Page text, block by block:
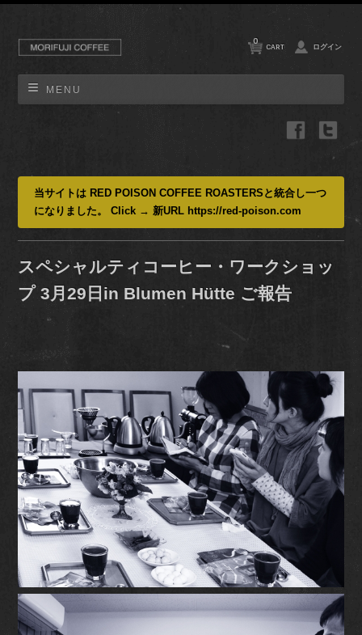
MENU
CART
0
ログイン
当サイトは RED POISON COFFEE ROASTERSと統合し一つ
になりました。 Click → 新URL https://red-poison.com
スペシャルティコーヒー・ワークショッ
プ 3月29日in Blumen Hütte ご報告